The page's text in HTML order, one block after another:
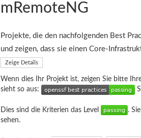
mRemoteNG
Projekte, die den nachfolgenden Best
und zeigen, dass sie einen Core-
Zeige Details
Wenn dies Ihr Projekt ist, zeigen Sie bitte
sieht so aus:
Dies sind die Kriterien das Level .
sehen.